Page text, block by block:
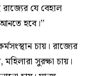
যে বেহাল
হবে।”
চায়। রাজ্যের
সুরক্ষা চায়।